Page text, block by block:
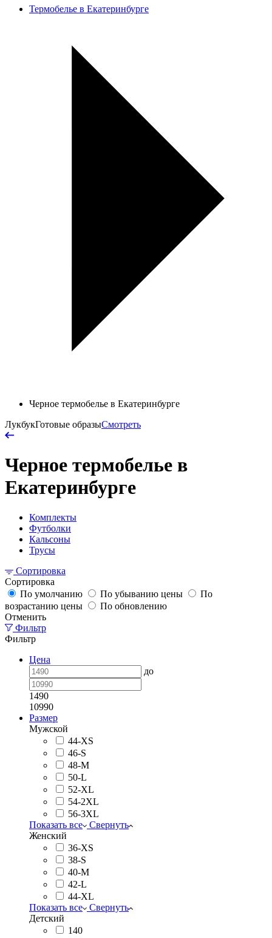
Термобелье в Екатеринбурге
Черное термобелье в Екатеринбурге
ЛукбукГотовые образыСмотреть
Черное термобелье в
Екатеринбурге
Комплекты
Футболки
Кальсоны
Трусы
Сортировка
Сортировка
По умолчанию
По убыванию цены
По
возрастанию цены
По обновлению
Отменить
Фильтр
Фильтр
Цена
до
1490
10990
Размер
Мужской
44-XS
46-S
48-M
50-L
52-XL
54-2XL
56-3XL
Показать все
Свернуть
Женский
36-XS
38-S
40-M
42-L
44-XL
Показать все
Свернуть
Детский
140